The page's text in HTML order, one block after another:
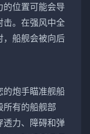
的位置可能会导
击。在强风中全
，船舰会被向后
的炮手瞄准舰船
所有的船舰部
透力、障碍和弹